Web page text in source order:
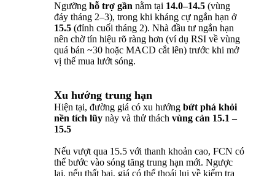
Ngưỡng hỗ trợ gần nằm tại 14.0–14.5 (vùng
đáy tháng 2–3), trong khi kháng cự ngắn hạn ở
15.5 (đỉnh cuối tháng 2). Nhà đầu tư ngắn hạn
nên chờ tín hiệu rõ ràng hơn (ví dụ RSI về vùng
quá bán ~30 hoặc MACD cắt lên) trước khi mở
vị thế mua lướt sóng.
Xu hướng trung hạn
Hiện tại, đường giá có xu hướng bứt phá khỏi
nền tích lũy này và thử thách vùng cản 15.1 –
15.5
Nếu vượt qua 15.5 với thanh khoản cao, FCN có
thể bước vào sóng tăng trung hạn mới. Ngược
lại, nếu thất bại, giá có thể thoái lui về kiểm tra